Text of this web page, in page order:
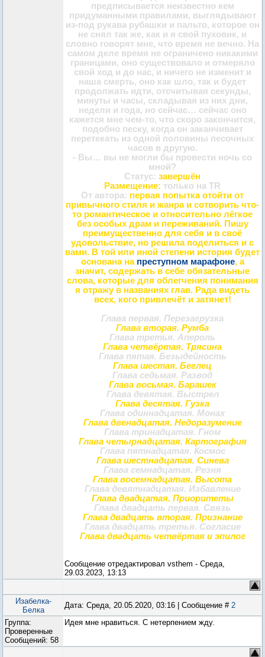
предписывается неизвестно кем
придуманными правилами, выглядывают
из-под рукава рубашки и пальто, которое он
не снял так же, как и я свой пуховик, и
словно говорят мне, что время не вечно. На
самом деле время не ограничено никакими
границами, оно существовало и отмеряло
свой ход и до нас, и ничего не изменит и
наша смерть, оно как шло, так и будет
продолжать идти, отсчитывая секунды,
минуты и часы, складывая из них дни,
недели и года, но сейчас… сейчас оно
кажется мне чем-то, что скоро закончится,
подобно песку, когда он заканчивает
перетекать из одной половины песочных
часов в другую.
- Вы… вы не могли бы провести ночь со
мной?
Статус: завершён
Размещение: только на TR
От автора: первая попытка отойти от
привычного стиля и жанра и сотворить что-
то романтическое и относительно лёгкое
без особых драм и переживаний. Пишу
преимущественно для себя и в своё
удовольствие, но решила поделиться и с
вами. В той или иной степени история будет
основана на преступном марафоне, а
значит, содержать в себе обязательные
слова, которые для облегчения понимания
я отражу в названиях глав. Рада видеть
всех, кого привлечёт и затянет!
Глава первая. Перезагрузка
Глава вторая. Румба
Глава третья. Апероль
Глава четвёртая. Трясина
Глава пятая. Безыдейность
Глава шестая. Беглец
Глава седьмая. Развод
Глава восьмая. Барашек
Глава девятая. Выстрел
Глава десятая. Гузка
Глава одиннадцатая. Монах
Глава двенадцатая. Недоразумение
Глава тринадцатая. Гном
Глава четырнадцатая. Картография
Глава пятнадцатая. Космос
Глава шестнадцатая. Синева
Глава семнадцатая. Резня
Глава восемнадцатая. Высота
Глава девятнадцатая. Избавление
Глава двадцатая. Приоритеты
Глава двадцать первая. Связь
Глава двадцать вторая. Признание
Глава двадцать третья. Согласие
Глава двадцать четвёртая и эпилог
Сообщение отредактировал vsthem - Среда,
29.03.2023, 13:13
Изабелка-
Белка
Дата: Среда, 20.05.2020, 03:16 | Сообщение # 2
Группа:
Проверенные
Сообщений: 58
Идея мне нравиться. С нетерпением жду.